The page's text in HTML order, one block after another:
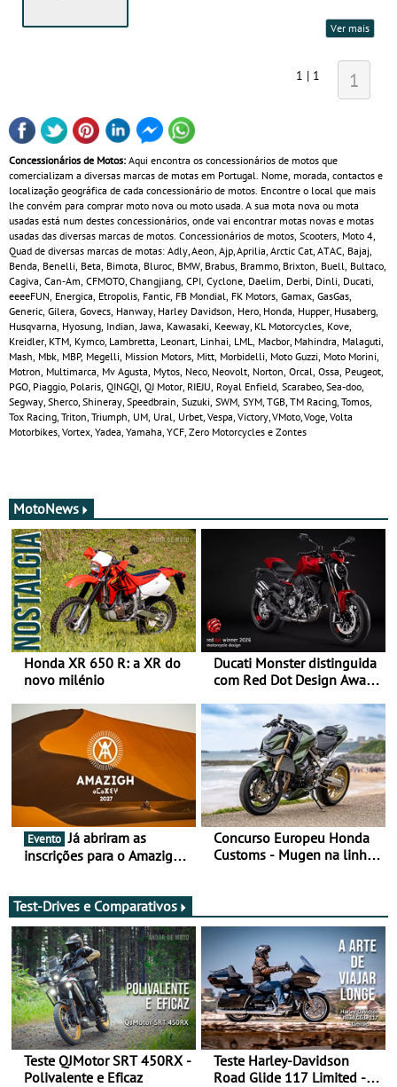
Ver mais
1 | 1 1
Concessionários de Motos: Aqui encontra os concessionários de motos que
comercializam a diversas marcas de motas em Portugal. Nome, morada, contactos e
localização geográfica de cada concessionário de motos. Encontre o local que mais
lhe convém para comprar moto nova ou moto usada. A sua mota nova ou mota
usadas está num destes concessionários, onde vai encontrar motas novas e motas
usadas das diversas marcas de motos. Concessionários de motos, Scooters, Moto 4,
Quad de diversas marcas de motas: Adly, Aeon, Ajp, Aprilia, Arctic Cat, ATAC, Bajaj,
Benda, Benelli, Beta, Bimota, Bluroc, BMW, Brabus, Brammo, Brixton, Buell, Bultaco,
Cagiva, Can‑Am, CFMOTO, Changjiang, CPI, Cyclone, Daelim, Derbi, Dinli, Ducati,
eeeeFUN, Energica, Etropolis, Fantic, FB Mondial, FK Motors, Gamax, GasGas,
Generic, Gilera, Govecs, Hanway, Harley Davidson, Hero, Honda, Hupper, Husaberg,
Husqvarna, Hyosung, Indian, Jawa, Kawasaki, Keeway, KL Motorcycles, Kove,
Kreidler, KTM, Kymco, Lambretta, Leonart, Linhai, LML, Macbor, Mahindra, Malaguti,
Mash, Mbk, MBP, Megelli, Mission Motors, Mitt, Morbidelli, Moto Guzzi, Moto Morini,
Motron, Multimarca, Mv Agusta, Mytos, Neco, Neovolt, Norton, Orcal, Ossa, Peugeot,
PGO, Piaggio, Polaris, QINGQI, QJ Motor, RIEJU, Royal Enfield, Scarabeo, Sea-doo,
Segway, Sherco, Shineray, Speedbrain, Suzuki, SWM, SYM, TGB, TM Racing, Tomos,
Tox Racing, Triton, Triumph, UM, Ural, Urbet, Vespa, Victory, VMoto, Voge, Volta
Motorbikes, Vortex, Yadea, Yamaha, YCF, Zero Motorcycles e Zontes
MotoNews
Honda XR 650 R: a XR do
novo milénio
Ducati Monster distinguida
com Red Dot Design Award
Evento Já abriram as
inscrições para o Amazigh
maio - The ultimate
experience in Morocco
Concurso Europeu Honda
Customs - Mugen na linha
Test-Drives e Comparativos
Teste QJMotor SRT 450RX -
Polivalente e Eficaz
Teste Harley-Davidson
Road Glide 117 Limited - A